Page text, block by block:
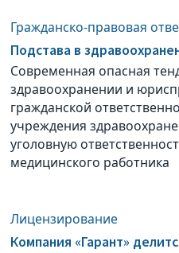
Гражданско-правовая
Подстава в
Современная опасная
здравоохранении и
гражданской
учреждения
уголовную
медицинского работника
Лицензирование
Компания «Гарант»